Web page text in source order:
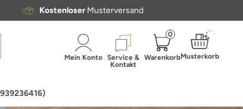
Kostenloser Musterversand
Mein Konto Service &
Kontakt
0
WarenkorbMusterkorb